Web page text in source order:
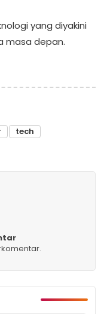
yang diyakini
masa depan.
tech